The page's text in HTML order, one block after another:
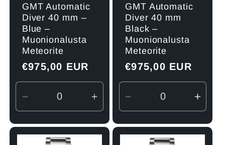
GMT Automatic
Diver 40 mm –
Blue –
Muonionalusta
Meteorite
Normaler
Preis
€975,00 EUR
Verringere
die
Menge
Erhöhe
die
Menge
GMT Automatic
Diver 40 mm
Black –
Muonionalusta
Meteorite
Normaler
Preis
€975,00 EUR
Verringere
die
Menge
die